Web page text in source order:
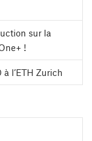
sur la
!
l’ETH Zurich